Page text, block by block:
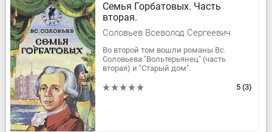
Семья Горбатовых. Часть
вторая.
Соловьев Всеволод Сергеевич
Во второй том вошли романы Вс.
Соловьева "Вольтерьянец" (часть
вторая) и "Старый дом".
5 (3)